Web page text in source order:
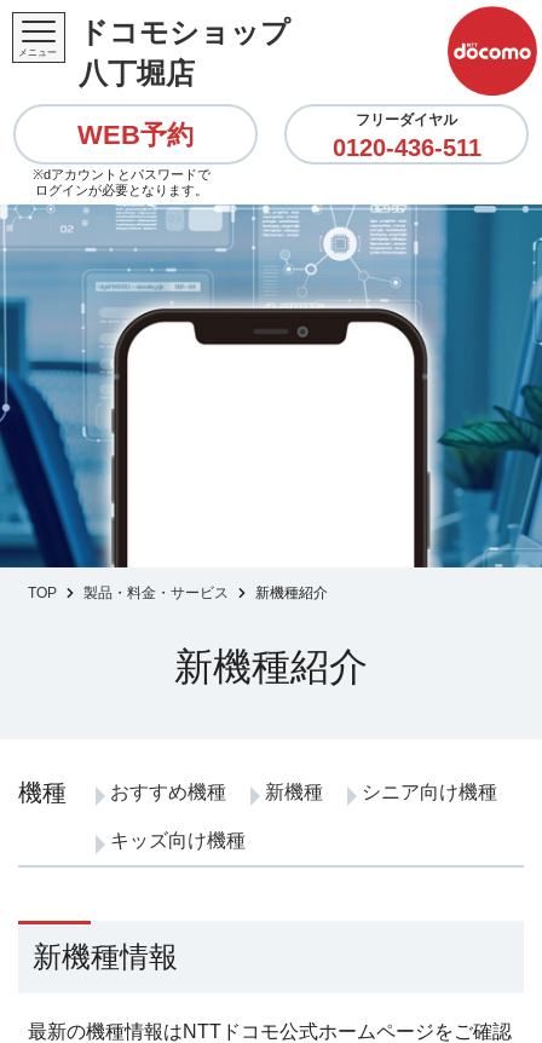
ドコモショップ
八丁堀店
WEB予約 フリーダイヤル
0120-436-511
※dアカウントとパスワードで
ログインが必要となります。
TOP 製品・料金・サービス 新機種紹介
新機種紹介
機種 おすすめ機種 新機種 シニア向け機種
キッズ向け機種
新機種情報
最新の機種情報はNTTドコモ公式ホームページをご確認